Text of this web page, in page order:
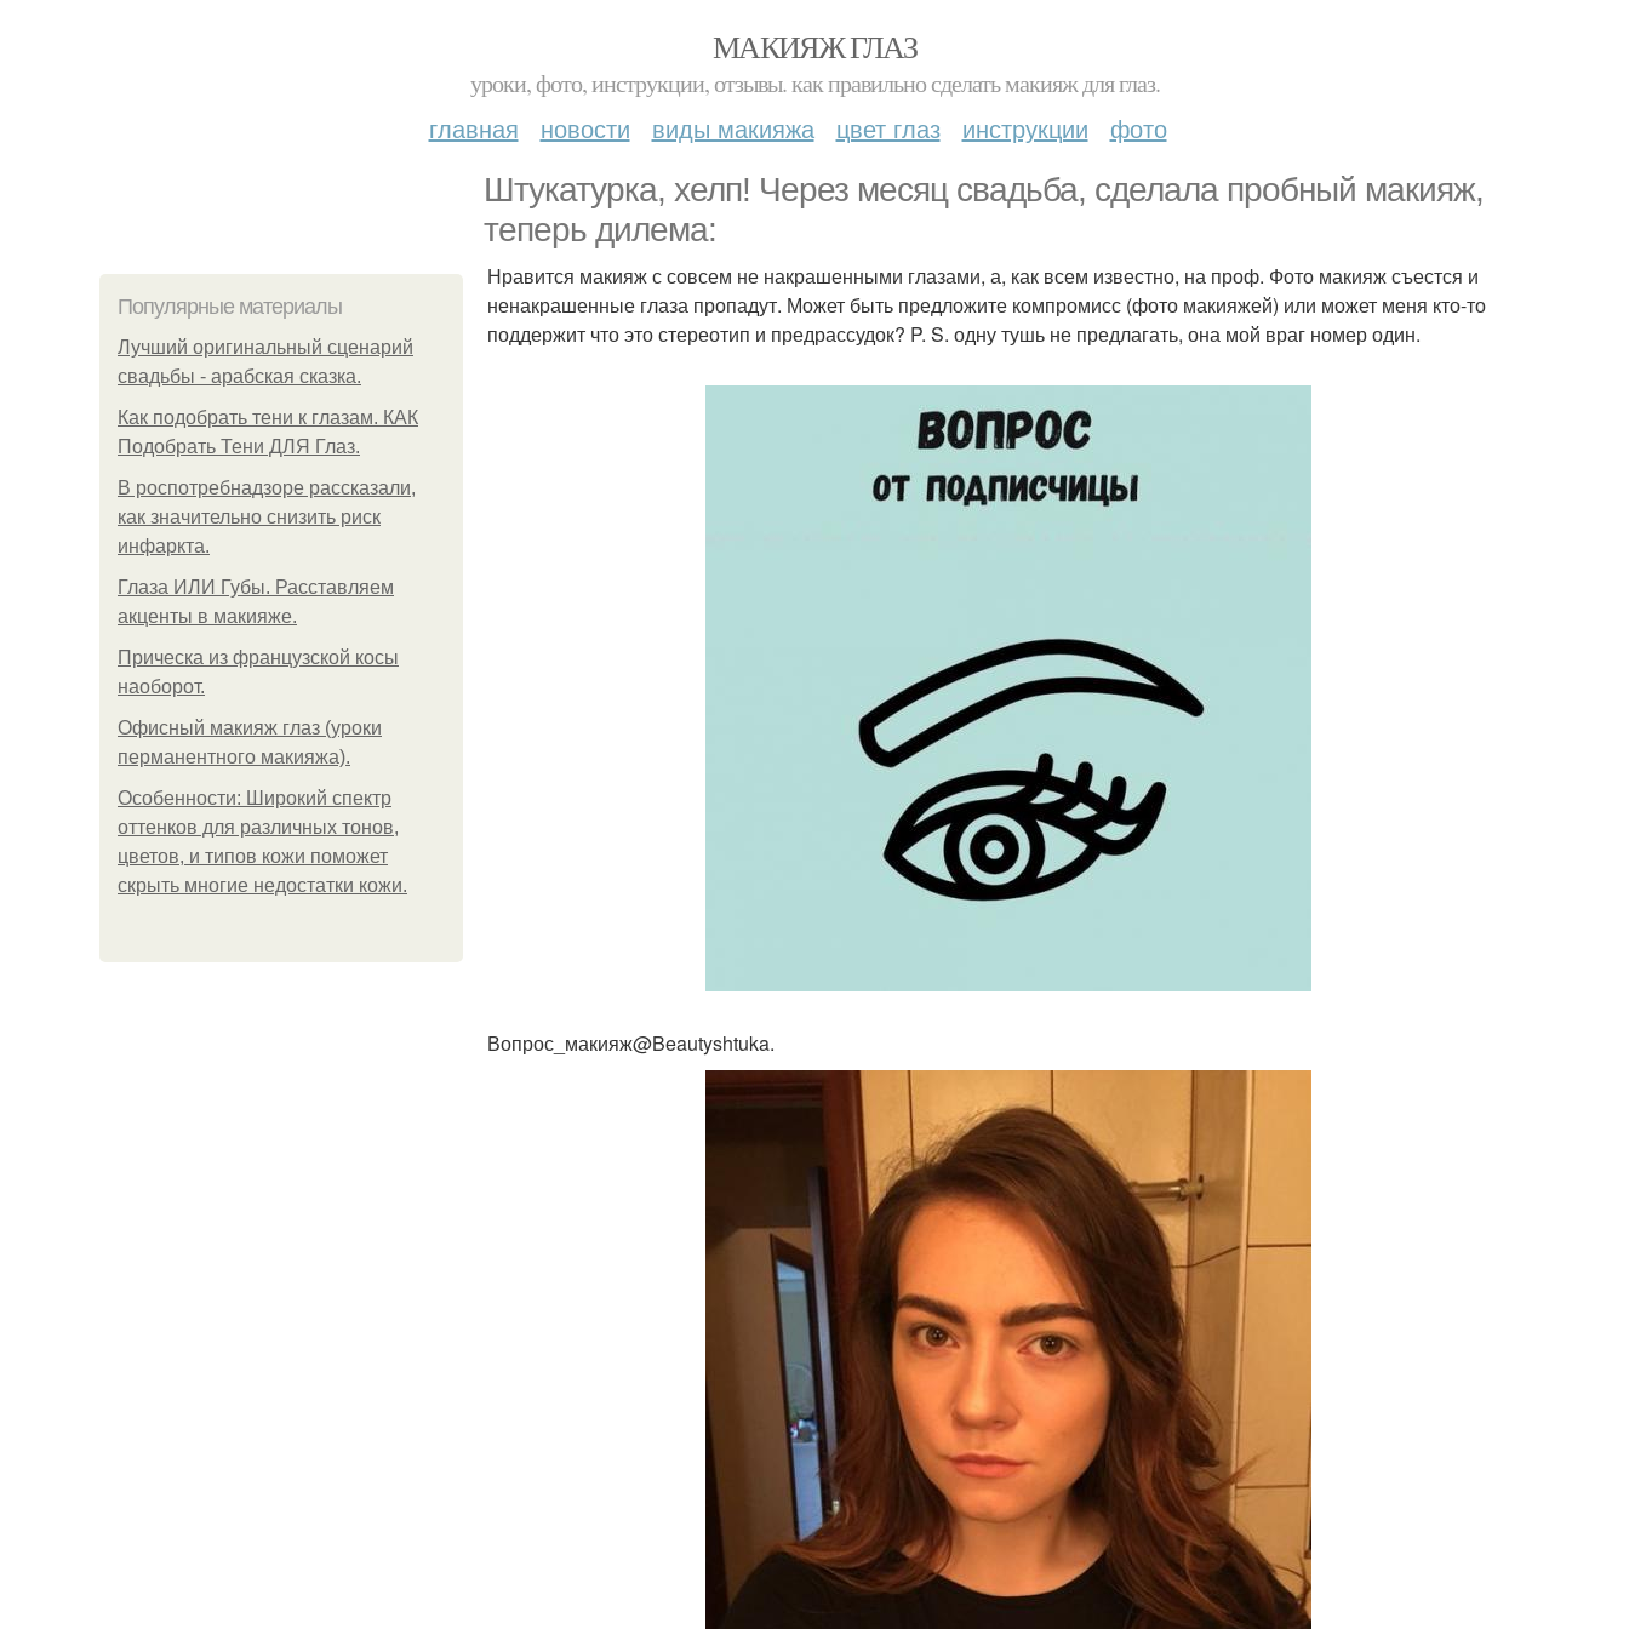
МАКИЯЖ ГЛАЗ
уроки, фото, инструкции, отзывы. как правильно сделать макияж для глаз.
главная новости виды макияжа цвет глаз инструкции фото
Штукатурка, хелп! Через месяц свадьба, сделала пробный макияж,
теперь дилема:
Популярные материалы
Лучший оригинальный сценарий
свадьбы - арабская сказка.
Как подобрать тени к глазам. КАК
Подобрать Тени ДЛЯ Глаз.
В роспотребнадзоре рассказали,
как значительно снизить риск
инфаркта.
Глаза ИЛИ Губы. Расставляем
акценты в макияже.
Прическа из французской косы
наоборот.
Офисный макияж глаз (уроки
перманентного макияжа).
Особенности: Широкий спектр
оттенков для различных тонов,
цветов, и типов кожи поможет
скрыть многие недостатки кожи.
Нравится макияж с совсем не накрашенными глазами, а, как всем известно, на проф. Фото макияж съестся и
ненакрашенные глаза пропадут. Может быть предложите компромисс (фото макияжей) или может меня кто-то
поддержит что это стереотип и предрассудок? P. S. одну тушь не предлагать, она мой враг номер один.
Вопрос_макияж@Beautyshtuka.